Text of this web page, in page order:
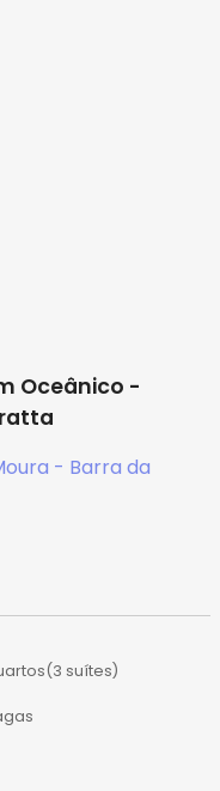
Oceânico -
- Barra da
(3 suítes)